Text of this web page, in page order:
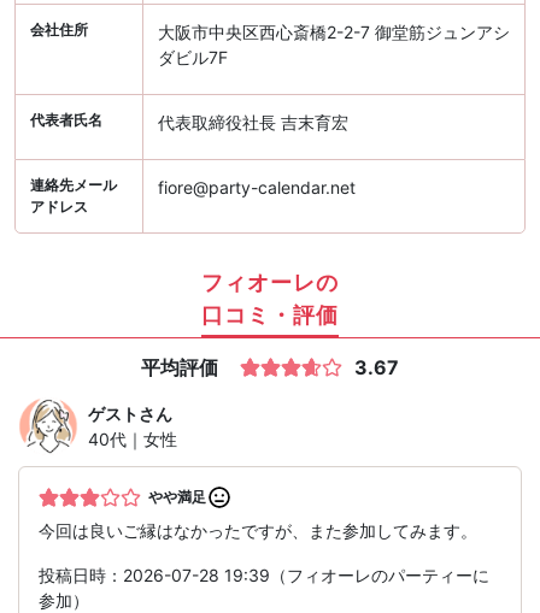
会社住所
大阪市中央区西心斎橋2-2-7 御堂筋ジュンアシ
ダビル7F
代表者氏名 代表取締役社長 吉末育宏
連絡先メール
アドレス
fiore@party-calendar.net
フィオーレの
口コミ・評価
平均評価 3.67
ゲストさん
40代｜女性
やや満足
今回は良いご縁はなかったですが、また参加してみます。
投稿日時：2026-07-28 19:39（フィオーレのパーティーに
参加）